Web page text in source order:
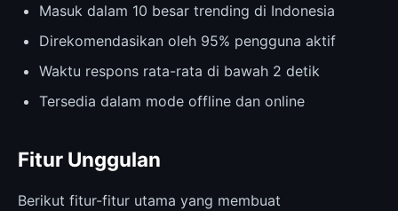
Masuk dalam 10 besar trending di Indonesia
Direkomendasikan oleh 95% pengguna aktif
Waktu respons rata-rata di bawah 2 detik
Tersedia dalam mode offline dan online
Fitur Unggulan
Berikut fitur-fitur utama yang membuat